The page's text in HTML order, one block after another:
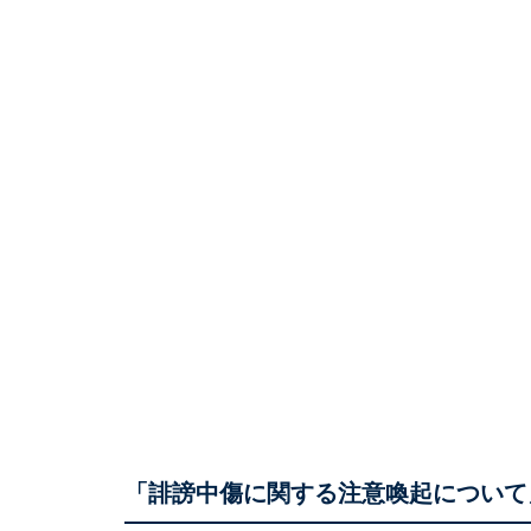
「誹謗中傷に関する注意喚起につい